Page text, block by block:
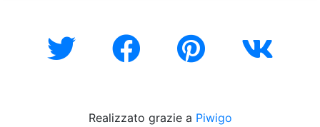
Realizzato grazie a Piwigo